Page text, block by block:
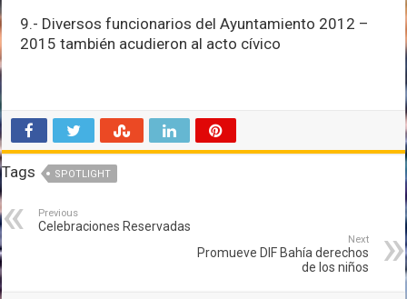
9.- Diversos funcionarios del Ayuntamiento 2012 –
2015 también acudieron al acto cívico
Tags SPOTLIGHT
Previous
Celebraciones Reservadas
Next
Promueve DIF Bahía derechos
de los niños